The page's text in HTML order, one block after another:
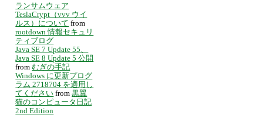
ランサムウェア
TeslaCrypt（vvv ウイ
ルス）について from
rootdown 情報セキュリ
ティブログ
Java SE 7 Update 55、
Java SE 8 Update 5 公開
from むぎの手記
Windows に更新プログ
ラム 2718704 を適用し
てください from 黒翼
猫のコンピュータ日記
2nd Edition